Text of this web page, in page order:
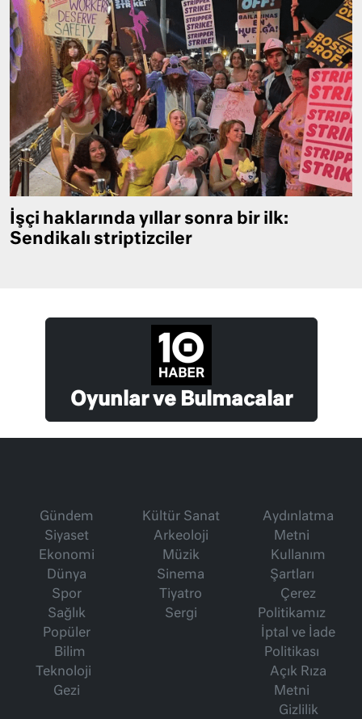
İşçi haklarında yıllar sonra bir ilk:
Sendikalı striptizciler
Oyunlar ve Bulmacalar
Gündem
Siyaset
Ekonomi
Dünya
Spor
Sağlık
Popüler
Bilim
Teknoloji
Gezi
Kültür Sanat
Arkeoloji
Müzik
Sinema
Tiyatro
Sergi
Aydınlatma
Metni
Kullanım
Şartları
Çerez
Politikamız
İptal ve İade
Politikası
Açık Rıza
Metni
Gizlilik